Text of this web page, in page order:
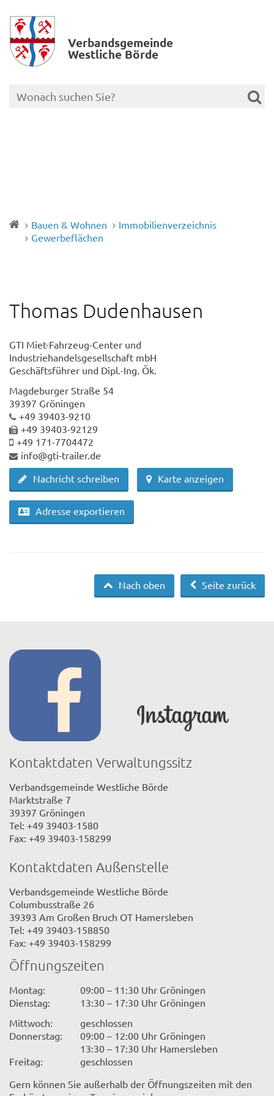
Verbands­gemeinde
Westliche Börde
Bauen & Wohnen
Immobilienverzeichnis
Gewerbeflächen
Thomas Dudenhausen
GTI Miet-Fahrzeug-Center und
Industriehandelsgesellschaft mbH
Geschäftsführer und Dipl.-Ing. Ök.
Magdeburger Straße 54
39397 Gröningen
+49 39403-9210
+49 39403-92129
+49 171-7704472
info@gti-trailer.de
Nachricht schreiben
Karte anzeigen
Adresse exportieren
Seite zurück
Nach oben
Kontaktdaten Verwaltungssitz
Verbandsgemeinde Westliche Börde
Marktstraße 7
39397 Gröningen
Tel: +49 39403-1580
Fax: +49 39403-158299
Kontaktdaten Außenstelle
Verbandsgemeinde Westliche Börde
Columbusstraße 26
39393 Am Großen Bruch OT Hamersleben
Tel: +49 39403-158850
Fax: +49 39403-158299
Öffnungszeiten
Montag:
09:00 – 11:30 Uhr Gröningen
Dienstag:
13:30 – 17:30 Uhr Gröningen
Mittwoch:
geschlossen
Donnerstag:
09:00 – 12:00 Uhr Gröningen
13:30 – 17:30 Uhr Hamersleben
Freitag:
geschlossen
Gern können Sie außerhalb der Öffnungszeiten mit den